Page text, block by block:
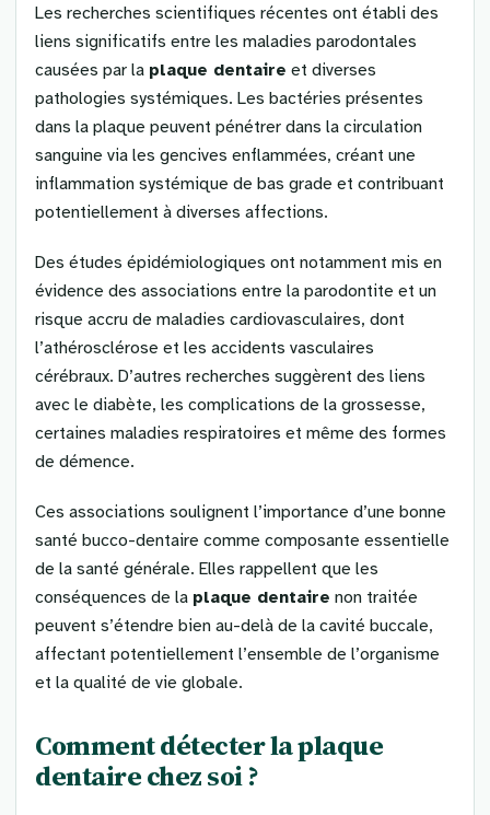
Les recherches scientifiques récentes ont établi des
liens significatifs entre les maladies parodontales
causées par la plaque dentaire et diverses
pathologies systémiques. Les bactéries présentes
dans la plaque peuvent pénétrer dans la circulation
sanguine via les gencives enflammées, créant une
inflammation systémique de bas grade et contribuant
potentiellement à diverses affections.
Des études épidémiologiques ont notamment mis en
évidence des associations entre la parodontite et un
risque accru de maladies cardiovasculaires, dont
l’athérosclérose et les accidents vasculaires
cérébraux. D’autres recherches suggèrent des liens
avec le diabète, les complications de la grossesse,
certaines maladies respiratoires et même des formes
de démence.
Ces associations soulignent l’importance d’une bonne
santé bucco-dentaire comme composante essentielle
de la santé générale. Elles rappellent que les
conséquences de la plaque dentaire non traitée
peuvent s’étendre bien au-delà de la cavité buccale,
affectant potentiellement l’ensemble de l’organisme
et la qualité de vie globale.
Comment détecter la plaque
dentaire chez soi ?